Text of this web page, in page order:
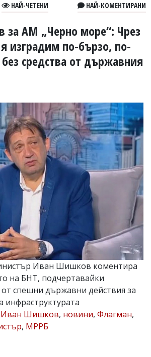
НАЙ-ЧЕТЕНИ НАЙ-КОМЕНТИРАНИ
АМ „Черно море“: Чрез
изградим по-бързо, по-
средства от държавния
Иван Шишков коментира
на БНТ, подчертавайки
спешни държавни действия за
инфраструктурата
Иван Шишков, новини, Флагман,
, МРРБ